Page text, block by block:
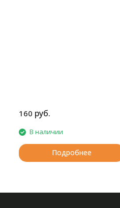
160 руб.
В наличии
Подробнее